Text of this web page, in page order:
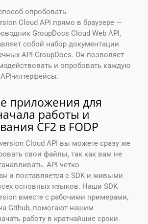
опробовать
Cloud API прямо в браузере —
GroupDocs Cloud Web API,
собой набор документации
API GroupDocs. Он позволяет
и опробовать каждую
интерфейсы.
приложения для
работы и
CF2 в FODP
Cloud API вы можете сразу же
свои файлы, так как вам не
API четко
и поставляется с SDK и живыми
основных языков. Наши SDK
вместе с рабочими примерами,
Github, помогают нашим
работу в кратчайшие сроки.